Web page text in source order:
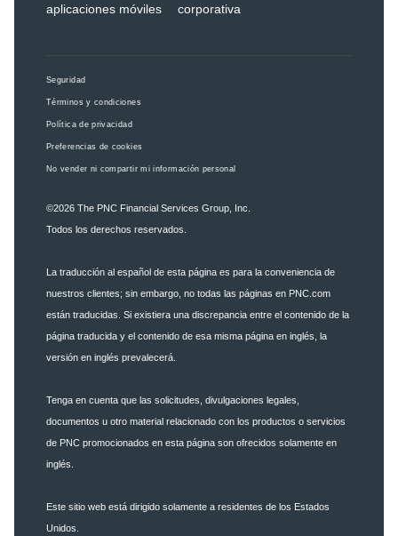
aplicaciones móviles
corporativa
Seguridad
Términos y condiciones
Política de privacidad
Preferencias de cookies
No vender ni compartir mi información personal
©2026 The PNC Financial Services Group, Inc.
Todos los derechos reservados.
La traducción al español de esta página es para la conveniencia de
nuestros clientes; sin embargo, no todas las páginas en PNC.com
están traducidas. Si existiera una discrepancia entre el contenido de la
página traducida y el contenido de esa misma página en inglés, la
versión en inglés prevalecerá.
Tenga en cuenta que las solicitudes, divulgaciones legales,
documentos u otro material relacionado con los productos o servicios
de PNC promocionados en esta página son ofrecidos solamente en
inglés.
Este sitio web está dirigido solamente a residentes de los Estados
Unidos.